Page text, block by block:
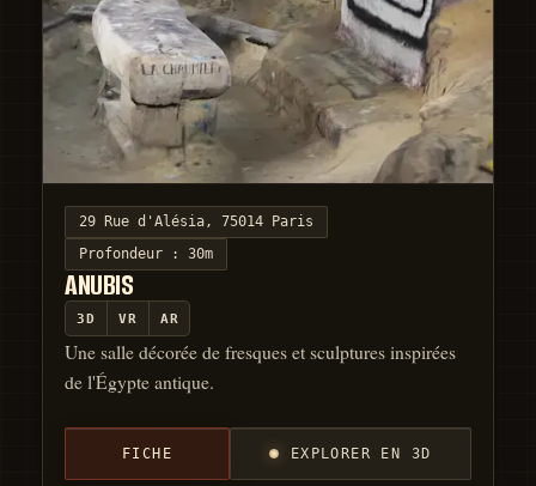
29 Rue d'Alésia, 75014 Paris
Profondeur :30m
ANUBIS
3D VR AR
Une salle décorée de fresques et sculptures inspirées
de l'Égypte antique.
FICHE EXPLORER EN 3D